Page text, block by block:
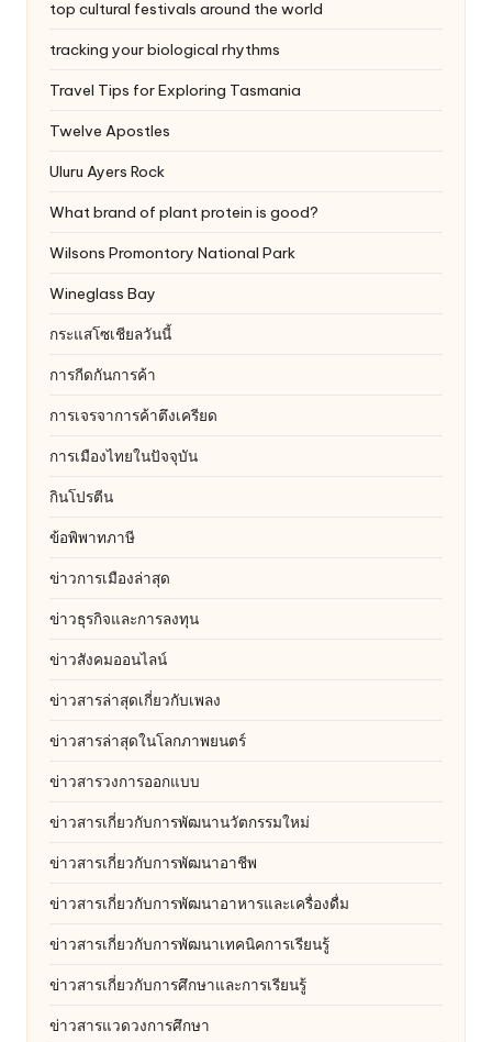
top cultural festivals around the world
tracking your biological rhythms
Travel Tips for Exploring Tasmania
Twelve Apostles
Uluru Ayers Rock
What brand of plant protein is good?
Wilsons Promontory National Park
Wineglass Bay
กระแสโซเชียลวันนี้
การกีดกันการค้า
การเจรจาการค้าตึงเครียด
การเมืองไทยในปัจจุบัน
กินโปรตีน
ข้อพิพาทภาษี
ข่าวการเมืองล่าสุด
ข่าวธุรกิจและการลงทุน
ข่าวสังคมออนไลน์
ข่าวสารล่าสุดเกี่ยวกับเพลง
ข่าวสารล่าสุดในโลกภาพยนตร์
ข่าวสารวงการออกแบบ
ข่าวสารเกี่ยวกับการพัฒนานวัตกรรมใหม่
ข่าวสารเกี่ยวกับการพัฒนาอาชีพ
ข่าวสารเกี่ยวกับการพัฒนาอาหารและเครื่องดื่ม
ข่าวสารเกี่ยวกับการพัฒนาเทคนิคการเรียนรู้
ข่าวสารเกี่ยวกับการศึกษาและการเรียนรู้
ข่าวสารแวดวงการศึกษา